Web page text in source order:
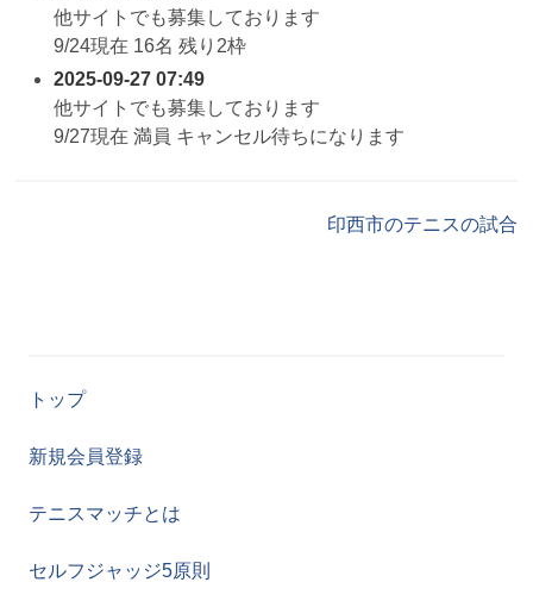
他サイトでも募集しております
9/24現在 16名 残り2枠
2025-09-27 07:49
他サイトでも募集しております
9/27現在 満員 キャンセル待ちになります
印西市のテニスの試合
トップ
新規会員登録
テニスマッチとは
セルフジャッジ5原則